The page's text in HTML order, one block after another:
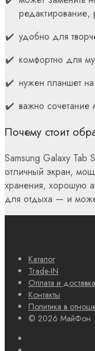
редактирование,
удобно для
комфортно для
нужен планшет
важно
Почему стоит
Samsung Galaxy Tab
отличный экран,
хранения, хорошую
для отдыха — и
Каталог
Trade-IN
Оплата и доставка
Контакты
Политика в
© 2026 МайФон